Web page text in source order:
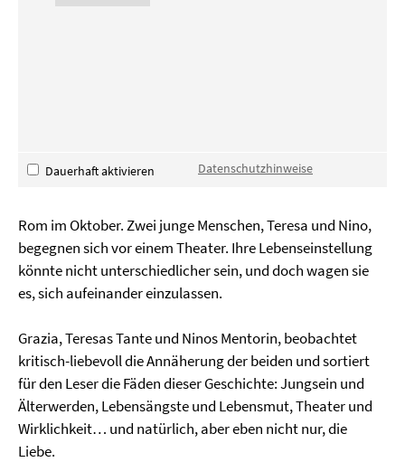
Dauerhaft aktivieren Datenschutzhinweise
Rom im Oktober. Zwei junge Menschen, Teresa und Nino,
begegnen sich vor einem Theater. Ihre Lebenseinstellung
könnte nicht unterschiedlicher sein, und doch wagen sie
es, sich aufeinander einzulassen.
Grazia, Teresas Tante und Ninos Mentorin, beobachtet
kritisch-liebevoll die Annäherung der beiden und sortiert
für den Leser die Fäden dieser Geschichte: Jungsein und
Älterwerden, Lebensängste und Lebensmut, Theater und
Wirklichkeit… und natürlich, aber eben nicht nur, die
Liebe.